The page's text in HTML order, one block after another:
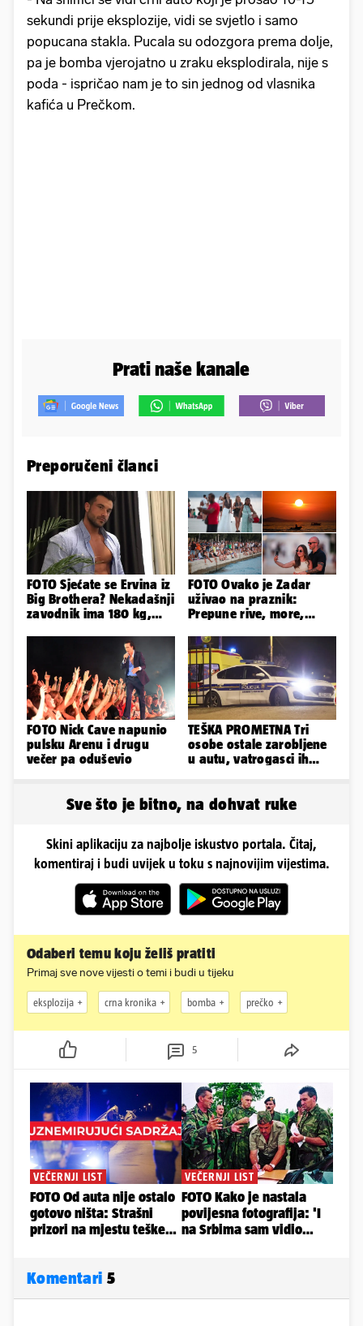
sekundi prije eksplozije, vidi se svjetlo i samo
popucana stakla. Pucala su odozgora prema dolje,
pa je bomba vjerojatno u zraku eksplodirala, nije s
poda - ispričao nam je to sin jednog od vlasnika
kafića u Prečkom.
Prati naše kanale
Preporučeni članci
FOTO Sjećate se Ervina iz
Big Brothera? Nekadašnji
zavodnik ima 180 kg,
FOTO Ovako je Zadar
uživao na praznik:
Prepune rive, more,
sunca
FOTO Nick Cave napunio
pulsku Arenu i drugu
večer pa oduševio
TEŠKA PROMETNA Tri
osobe ostale zarobljene
u autu, vatrogasci ih
Sve što je bitno, na dohvat ruke
Skini aplikaciju za najbolje iskustvo portala. Čitaj,
komentiraj i budi uvijek u toku s najnovijim vijestima.
Odaberi temu koju želiš pratiti
Primaj sve nove vijesti o temi i budi u tijeku
eksplozija crna kronika bomba prečko
5
Komentari 5